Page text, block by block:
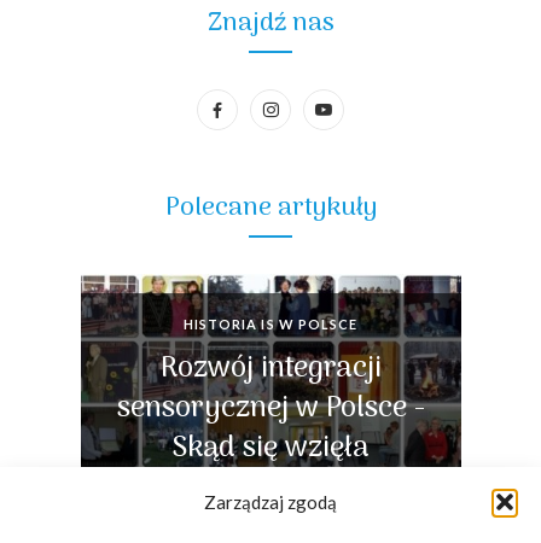
Zarządzaj zgodą
Znajdź nas
Polecane artykuły
HISTORIA IS W POLSCE
Rozwój integracji
sensorycznej w Polsce -
Skąd się wzięła
10.03.2025